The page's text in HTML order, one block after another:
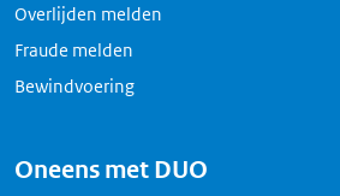
Overlijden melden
Fraude melden
Bewindvoering
Oneens met DUO